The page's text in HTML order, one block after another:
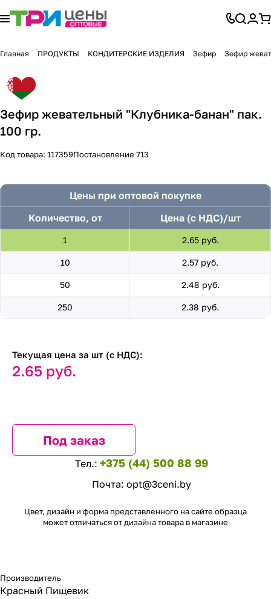
Главная ПРОДУКТЫ КОНДИТЕРСКИЕ ИЗДЕЛИЯ Зефир Зефир
Зефир жевательный "Клубника-банан" пак.
100 гр.
Код товара: 117359Постановление 713
Цены при оптовой покупке
Количество, от
Цена (с НДС)/шт
1 2.65 руб.
10 2.57 руб.
50 2.48 руб.
250 2.38 руб.
Текущая цена за шт (с НДС):
2.65 руб.
Под заказ
Тел.: +375 (44) 500 88 99
Почта: opt@3ceni.by
Цвет, дизайн и форма представленного на сайте образца
может отличаться от дизайна товара в магазине
Производитель
Красный Пищевик